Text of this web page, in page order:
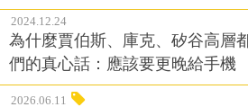
2024.12.24
為什麼賈伯斯、庫克、矽谷高層
們的真心話：應該要更晚給手機
2026.06.11